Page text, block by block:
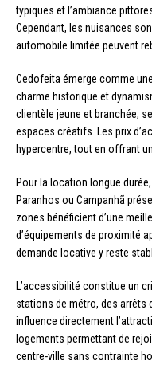
typiques et l’ambiance
Cependant, les nuisances
automobile limitée peuvent
Cedofeita émerge comme
charme historique et
clientèle jeune et branchée,
espaces créatifs. Les prix
hypercentre, tout en offrant
Pour la location longue
Paranhos ou Campanhã
zones bénéficient d’une
d’équipements de proximité
demande locative y reste
L’accessibilité constitue un
stations de métro, des arrêts
influence directement
logements permettant de
centre-ville sans contrainte